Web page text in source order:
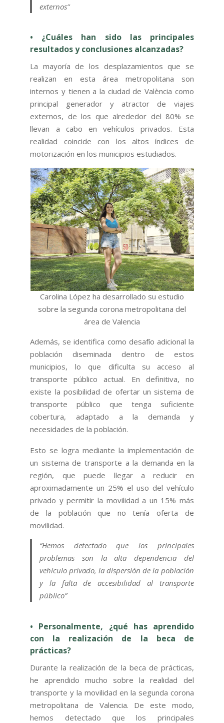
externos”
• ¿Cuáles han sido las principales
resultados y conclusiones alcanzadas?
La mayoría de los desplazamientos que se
realizan en esta área metropolitana son
internos y tienen a la ciudad de València como
principal generador y atractor de viajes
externos, de los que alrededor del 80% se
llevan a cabo en vehículos privados. Esta
realidad coincide con los altos índices de
motorización en los municipios estudiados.
Carolina López ha desarrollado su estudio
sobre la segunda corona metropolitana del
área de Valencia
Además, se identifica como desafío adicional la
población diseminada dentro de estos
municipios, lo que dificulta su acceso al
transporte público actual. En definitiva, no
existe la posibilidad de ofertar un sistema de
transporte público que tenga suficiente
cobertura, adaptado a la demanda y
necesidades de la población.
Esto se logra mediante la implementación de
un sistema de transporte a la demanda en la
región, que puede llegar a reducir en
aproximadamente un 25% el uso del vehículo
privado y permitir la movilidad a un 15% más
de la población que no tenía oferta de
movilidad.
“Hemos detectado que los principales
problemas son la alta dependencia del
vehículo privado, la dispersión de la población
y la falta de accesibilidad al transporte
público”
• Personalmente, ¿qué has aprendido
con la realización de la beca de
prácticas?
Durante la realización de la beca de prácticas,
he aprendido mucho sobre la realidad del
transporte y la movilidad en la segunda corona
metropolitana de Valencia. De este modo,
hemos detectado que los principales